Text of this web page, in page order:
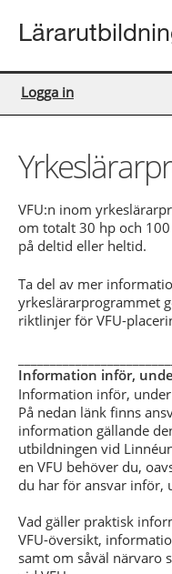
Logga in
VFU:n inom
om totalt 30 hp och
på deltid eller heltid.
Ta del av mer
yrkeslärarprogrammet
riktlinjer för VFU-
Information inför,
Information inför, under
På nedan länk finns
information gällande
utbildningen vid
en VFU behöver du,
du har för ansvar inför,
Vad gäller praktisk
VFU-översikt,
samt om såväl närvaro